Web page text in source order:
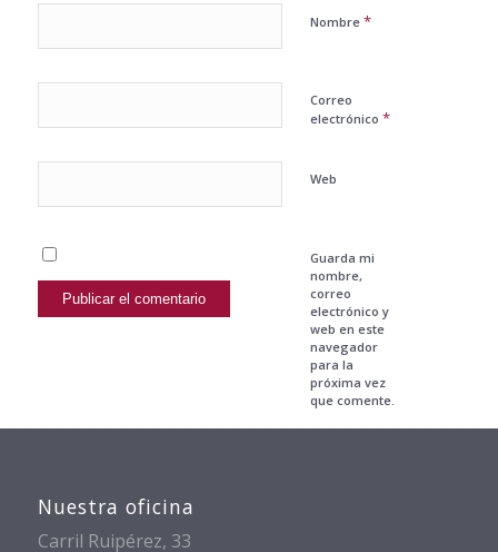
Nombre *
Correo
electrónico *
Web
Guarda mi
nombre,
correo
electrónico y
web en este
navegador
para la
próxima vez
que comente.
Nuestra oficina
Carril Ruipérez, 33